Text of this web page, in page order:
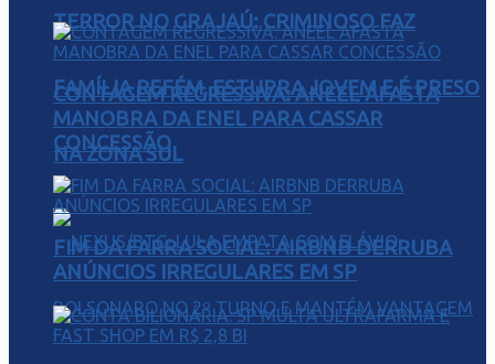
TERROR NO GRAJAÚ: CRIMINOSO FAZ
FAMÍLIA REFÉM, ESTUPRA JOVEM E É PRESO
NA ZONA SUL
CONTAGEM REGRESSIVA: ANEEL AFASTA
MANOBRA DA ENEL PARA CASSAR
CONCESSÃO
FIM DA FARRA SOCIAL: AIRBNB DERRUBA
ANÚNCIOS IRREGULARES EM SP